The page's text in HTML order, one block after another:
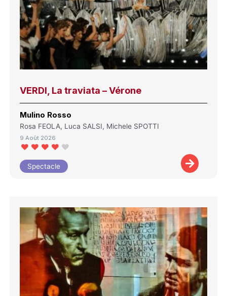
VERDI, La traviata – Vérone
Mulino Rosso
Rosa FEOLA, Luca SALSI, Michele SPOTTI
9 Août 2026
Spectacle